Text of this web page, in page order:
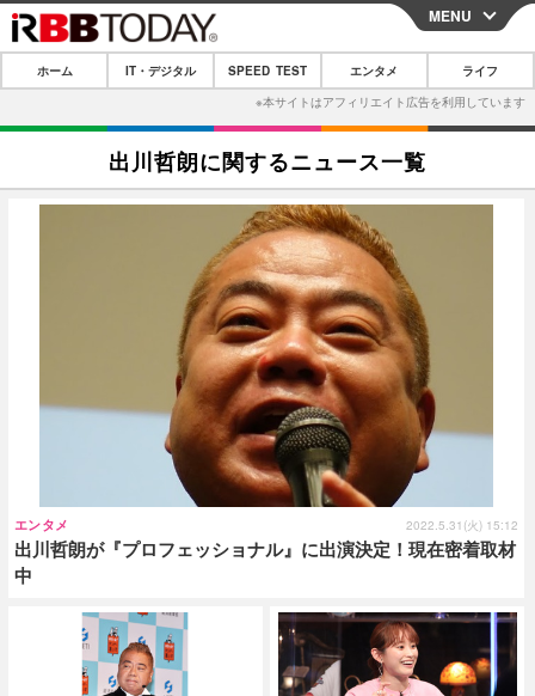
CLOSE
ホーム
IT・デジタル
IT・デジタルTOP スマートフォン
ガジェット・ツール
その他
映画・ドラマ
韓国・芸能
スポーツ
グラビア ブログ
ショッピング その他
グルメ
ショッピング
プッシュ通知の停止方法
MENU
ホーム IT・デジタル SPEED TEST エンタメ ライフ
出川哲朗に関するニュース一覧
出川哲朗が『プロフェッショナル』に出演決定！現在密着取材
中
エンタメ 2022.5.31(火) 15:12